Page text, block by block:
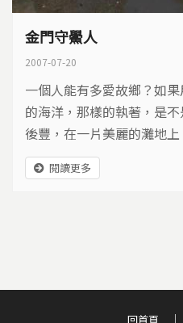
金門守鱟人
2007-07-20
一個人能有多愛故鄉？如
的海洋，那樣的執著，是
後豐，在一片美麗的灘地
記一場人生的不悔。
閱讀更多
回首頁